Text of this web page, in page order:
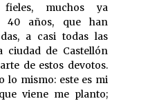
muchos ya
40 años, que han
a casi todas las
ciudad de Castellón
de estos devotos.
lo mismo: este es mi
viene me planto;